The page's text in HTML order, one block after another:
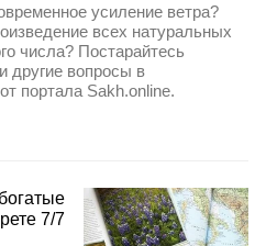
усиление ветра?
всех натуральных
числа? Постарайтесь
другие вопросы в
портала Sakh.online.
7/7